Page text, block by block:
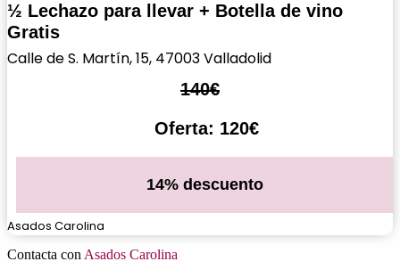
½ Lechazo para llevar + Botella de vino
Gratis
Calle de S. Martín, 15, 47003 Valladolid
140€
Oferta: 120€
14% descuento
Asados Carolina
Contacta con Asados Carolina